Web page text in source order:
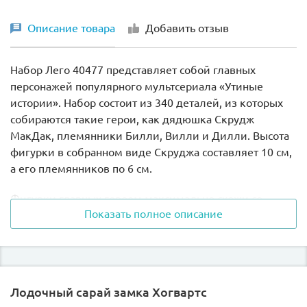
Описание товара Добавить отзыв
Набор Лего 40477 представляет собой главных
персонажей популярного мультсериала «Утиные
истории». Набор состоит из 340 деталей, из которых
собираются такие герои, как дядюшка Скрудж
МакДак, племянники Билли, Вилли и Дилли. Высота
фигурки в собранном виде Скруджа составляет 10 см,
а его племянников по 6 см.
Фигурки главных героем максимально схожи со
своими персонажами из мультсериала. Дядюшка
Скрудж одет в сине-красный наряд, на клюве он носит
очки, в руках трость, а на голове черный цилиндр.
Каждый из племянников одет в костюм и кепку
синем, Дилли — в зеленом. Для лучшей устойчивости
Показать полное описание
Лодочный сарай замка Хогвартс